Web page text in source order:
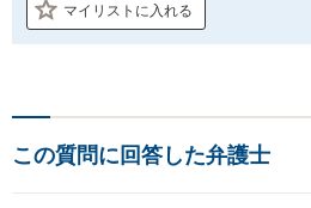
マイリストに入れる
この質問に回答した弁護士